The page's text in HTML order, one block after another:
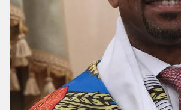
fragen & hilfe
unterstützen
abo
genossenschaft